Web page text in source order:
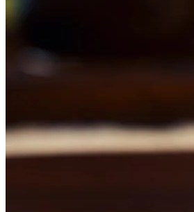
Atlético-MG